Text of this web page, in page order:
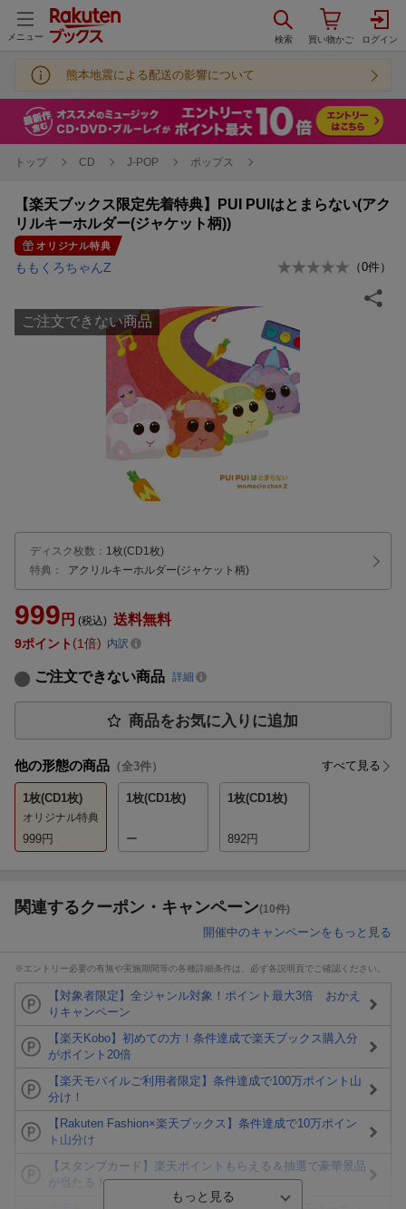
メニュー
熊本地震による配送の影響について
トップ CD J-POP ポップス
【楽天ブックス限定先着特典】PUI PUIはとまらない(アク
リルキーホルダー(ジャケット柄))
オリジナル特典
ももくろちゃんZ （0件）
ご注文できない商品
ディスク枚数 ： 1枚(CD1枚)
特典：
アクリルキーホルダー(ジャケット柄)
999 円 (税込) 送料無料
9ポイント 1倍 内訳
ご注文できない商品 詳細
商品をお気に入りに追加
他の形態の商品 （全3件） すべて見る
1枚(CD1枚)
オリジナル特典
999円
1枚(CD1枚)
ー
1枚(CD1枚)
892円
関連するクーポン・キャンペーン(10件)
開催中のキャンペーンをもっと見る
※エントリー必要の有無や実施期間等の各種詳細条件は、必ず各説明頁でご確認ください。
【対象者限定】全ジャンル対象！ポイント最大3倍 おかえ
りキャンペーン
【楽天Kobo】初めての方！条件達成で楽天ブックス購入分
がポイント20倍
【楽天モバイルご利用者限定】条件達成で100万ポイント山
分け！
【Rakuten Fashion×楽天ブックス】条件達成で10万ポイン
ト山分け
【スタンプカード】楽天ポイントもらえる＆抽選で豪華景品
が当たる！